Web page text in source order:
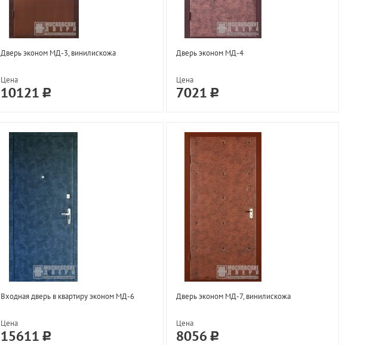
Дверь эконом МД-3, винилискожа
Цена
10121
Дверь эконом МД-4
Цена
7021
Входная дверь в квартиру эконом МД-6
Цена
15611
Дверь эконом МД-7, винилискожа
Цена
8056